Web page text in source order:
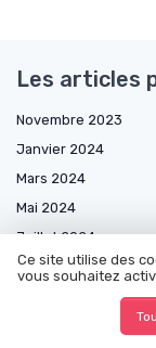
Les articles
Novembre 2023
Janvier 2024
Mars 2024
Mai 2024
Juillet 2024
Décembre 2024
Ce site utilise des
vous souhaitez